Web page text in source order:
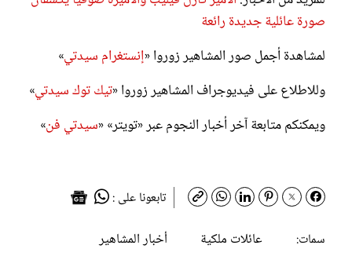
صورة عائلية جديدة رائعة
لمشاهدة أجمل صور المشاهير زوروا «إنستغرام سيدتي»
وللاطلاع على فيديوجراف المشاهير زوروا «تيك توك سيدتي»
ويمكنكم متابعة آخر أخبار النجوم عبر «تويتر» «سيدتي فن»
تابعونا على :
سمات:
عائلات ملكية
أخبار المشاهير